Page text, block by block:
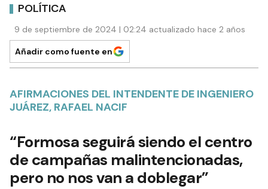
POLÍTICA
9 de septiembre de 2024 | 02:24 actualizado hace 2 años
Añadir como fuente en
AFIRMACIONES DEL INTENDENTE DE INGENIERO
JUÁREZ, RAFAEL NACIF
“Formosa seguirá siendo el centro
de campañas malintencionadas,
pero no nos van a doblegar”